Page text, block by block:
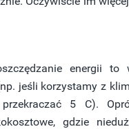
energii to
jeśli korzystamy z
5 C).
gdzie